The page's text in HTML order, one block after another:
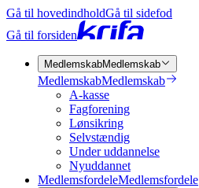
Gå til hovedindholdGå til sidefod
Gå til forsiden
MedlemskabMedlemskab
MedlemskabMedlemskab
A-kasse
Fagforening
Lønsikring
Selvstændig
Under uddannelse
Nyuddannet
MedlemsfordeleMedlemsfordele